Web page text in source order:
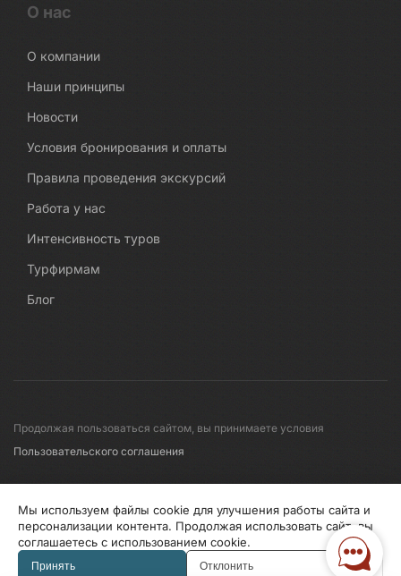
О нас
О компании
Наши принципы
Новости
Условия бронирования и оплаты
Правила проведения экскурсий
Работа у нас
Интенсивность туров
Турфирмам
Блог
Продолжая пользоваться сайтом, вы принимаете условия
Пользовательского соглашения
© 2008-2026 Первые линии
Информация по исп. cookies Правила обработки перс.данных
Мы используем файлы cookie для улучшения работы сайта и
персонализации контента. Продолжая использовать сайт, вы
соглашаетесь с использованием cookie.
Принять Отклонить